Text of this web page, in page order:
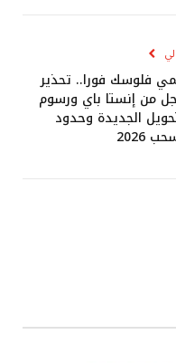
فلوسك فورا.. تحذير
من إنستا باي ورسوم
الجديدة وحدود
2026